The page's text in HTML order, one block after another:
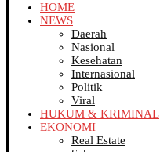
HOME
NEWS
Daerah
Nasional
Kesehatan
Internasional
Politik
Viral
HUKUM & KRIMINAL
EKONOMI
Real Estate